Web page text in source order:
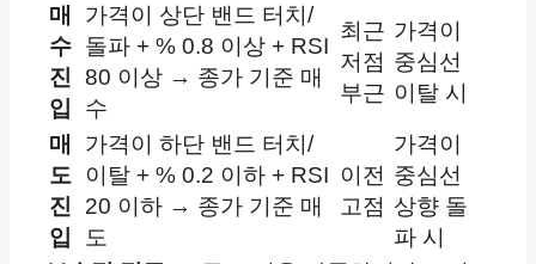
매
수
진
입
가격이 상단 밴드 터치/
돌파 + % 0.8 이상 + RSI
80 이상 → 종가 기준 매
수
최근
저점
부근
가격이
중심선
이탈 시
매
도
진
입
가격이 하단 밴드 터치/
이탈 + % 0.2 이하 + RSI
20 이하 → 종가 기준 매
도
이전
고점
가격이
중심선
상향 돌
파 시